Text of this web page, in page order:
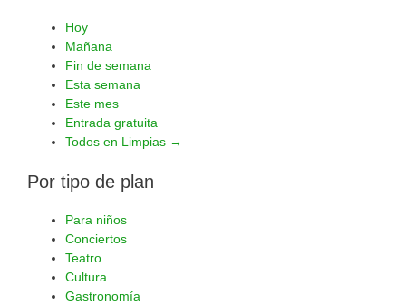
Hoy
Mañana
Fin de semana
Esta semana
Este mes
Entrada gratuita
Todos en Limpias →
Por tipo de plan
Para niños
Conciertos
Teatro
Cultura
Gastronomía